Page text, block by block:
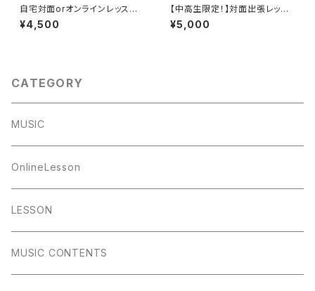
自宅対面orオンラインレッスン3
0分
¥4,500
【中高生限定！】対面出張レッス
ン(横浜・川崎・都内)60分
¥5,000
CATEGORY
MUSIC
OnlineLesson
LESSON
MUSIC CONTENTS